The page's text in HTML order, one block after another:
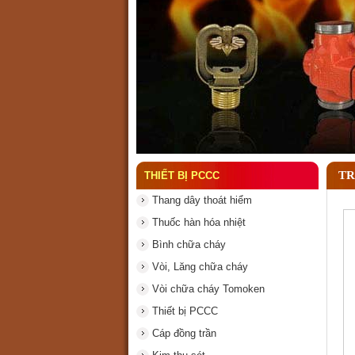
Đầu phun chữa cháy
THIẾT BỊ PCCC
Thang dây thoát hiểm
Thuốc hàn hóa nhiệt
Bình chữa cháy
Vòi, Lăng chữa cháy
Vòi chữa cháy Tomoken
Thiết bị PCCC
Cáp đồng trần